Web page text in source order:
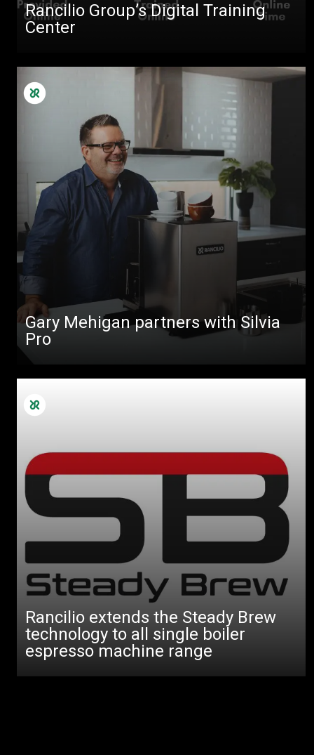
Rancilio Group’s Digital Training
Center
Gary Mehigan partners with Silvia
Pro
Rancilio extends the Steady Brew
technology to all single boiler
espresso machine range